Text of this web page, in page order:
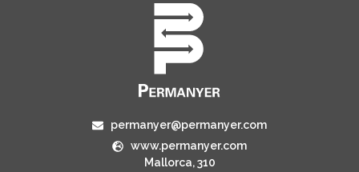
permanyer@permanyer.com
www.permanyer.com
Mallorca, 310